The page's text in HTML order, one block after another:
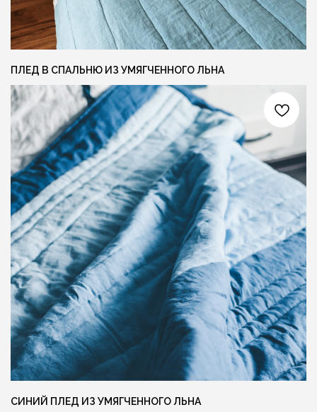
ПЛЕД В СПАЛЬНЮ ИЗ УМЯГЧЕННОГО ЛЬНА
СИНИЙ ПЛЕД ИЗ УМЯГЧЕННОГО ЛЬНА
@MANUFAKTURA_FLAXECO
Ещё больше готовых изделий вы
можете найти в нашем instagram